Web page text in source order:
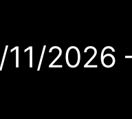
2026